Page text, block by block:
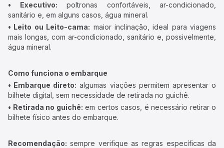
• Executivo: poltronas confortáveis, ar-condicionado,
sanitário e, em alguns casos, água mineral.
• Leito ou Leito-cama: maior inclinação, ideal para viagens
mais longas, com ar-condicionado, sanitário e, possivelmente,
água mineral.
Como funciona o embarque
• Embarque direto: algumas viações permitem apresentar o
bilhete digital, sem necessidade de retirada no guichê.
• Retirada no guichê: em certos casos, é necessário retirar o
bilhete físico antes do embarque.
Recomendação: sempre verifique as regras específicas da